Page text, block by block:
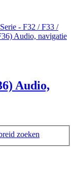
- F32 / F33 /
Audio, navigatie
Audio,
zoeken